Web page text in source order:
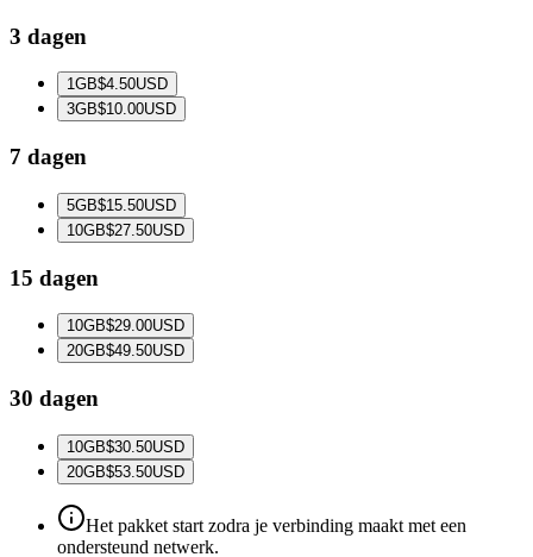
3 dagen
1GB$4.50USD
3GB$10.00USD
7 dagen
5GB$15.50USD
10GB$27.50USD
15 dagen
10GB$29.00USD
20GB$49.50USD
30 dagen
10GB$30.50USD
20GB$53.50USD
Het pakket start zodra je verbinding maakt met een
ondersteund netwerk.